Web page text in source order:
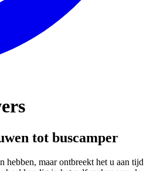
tot buscamper
hebben, maar ontbreekt het u aan tijd